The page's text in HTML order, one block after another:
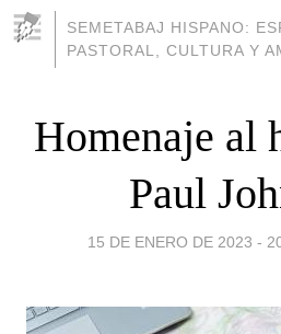
SEMETABAJ HISPANO:
PASTORAL, CULTURA Y
Homenaje al
Paul
15 DE ENERO DE 2023 -